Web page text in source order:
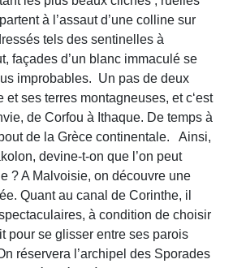
à l’assaut d’une colline sur
tels des sentinelles à
façades d’un blanc immaculé se
improbables. Un pas de deux
et ses terres montagneuses, et c‘est
de Corfou à Ithaque. De temps à
de la Grèce continentale. Ainsi,
devine-t-on que l’on peut
? A Malvoisie, on découvre une
Quant au canal de Corinthe, il
à condition de choisir
pour se glisser entre ses parois
réservera l’archipel des Sporades